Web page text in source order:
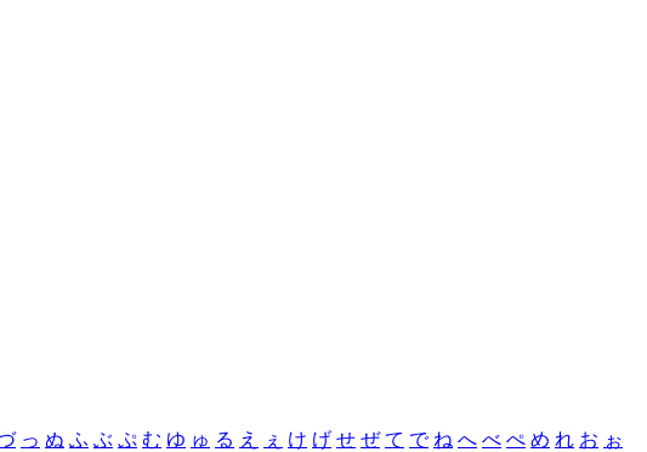
っ ぬ ふ ぶ ぷ む ゆ ゅ る え ぇ け げ せ ぜ て で ね へ べ ぺ め れ お ぉ